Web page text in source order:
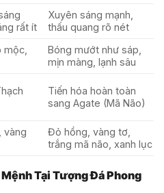
rất ít
Xuyên sáng mạnh,
thấu quang rõ nét
mộc,
Bóng mướt như sáp,
mịn màng, lạnh sâu
Tiến hóa hoàn toàn
sang Agate (Mã Não)
vàng
Đỏ hồng, vàng tơ,
trắng mã não, xanh lục
Tại Tượng Đá Phong